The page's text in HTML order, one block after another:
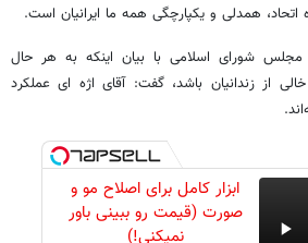
همدلی و یکپارچگی همه ما ایرانیان است.
مجلس شورای اسلامی با بیان اینکه به هر حال
از زندانیان باشد، گفت: آقای اژه ای عملکرد
ابزار کامل برای اصلاح مو و
صورت (قیمت رو ببینی باور
نمیکنی!)